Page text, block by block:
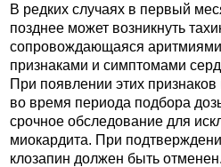
В редких случаях в первый
позднее может возникнуть
сопровождающаяся
признаками и симптомами
При появлении этих
во время периода подбора
срочное обследование для
миокардита. При
клозапин должен быть